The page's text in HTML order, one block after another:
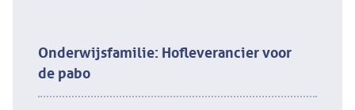
Onderwijsfamilie: Hofleverancier voor
de pabo